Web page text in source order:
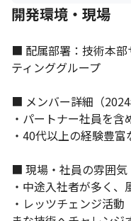
セコムのオンライン・セ
です。
開発環境・現場
■ 配属部署：技術本部
ティンググループ
■ メンバー詳細（2024
・パートナー社員を
・40代以上の経験豊
■ 現場・社員の雰囲気
・中途入社者が多く
・レッツチェンジ活